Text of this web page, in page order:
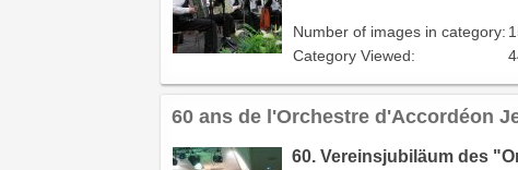
Number of images in category:
Category Viewed:
60 ans de l'Orchestre d'Accordéon
60. Vereinsjubiläum des